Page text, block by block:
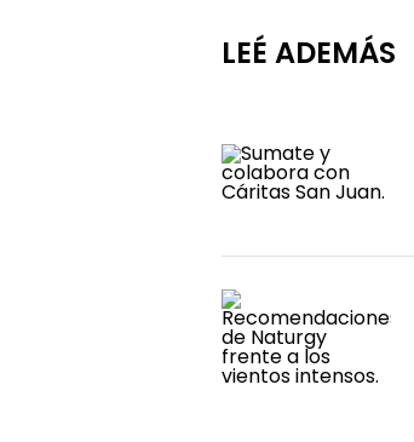
LEÉ ADEMÁS